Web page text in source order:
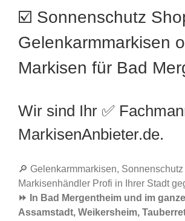
☑️ Sonnenschutz
Gelenkarmmarkisen
Markisen für Bad
Wir sind Ihr ✅
MarkisenAnbieter.de.
🔎 Gelenkarmmarkisen,
Markisenhändler Profi in Ihrer Stadt
⏩ In Bad Mergentheim und im
Assamstadt, Weikersheim,